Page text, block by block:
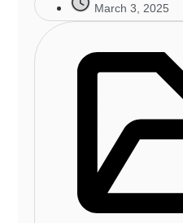
March 3, 2025